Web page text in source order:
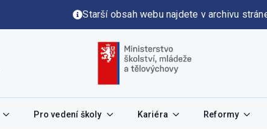
Starší obsah webu najdete v archivu
Pro vedení školy Kariéra Reformy